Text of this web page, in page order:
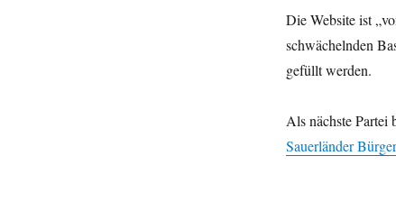
Die Website ist
schwächelnden
gefüllt werden.
Als nächste Partei
Sauerländer